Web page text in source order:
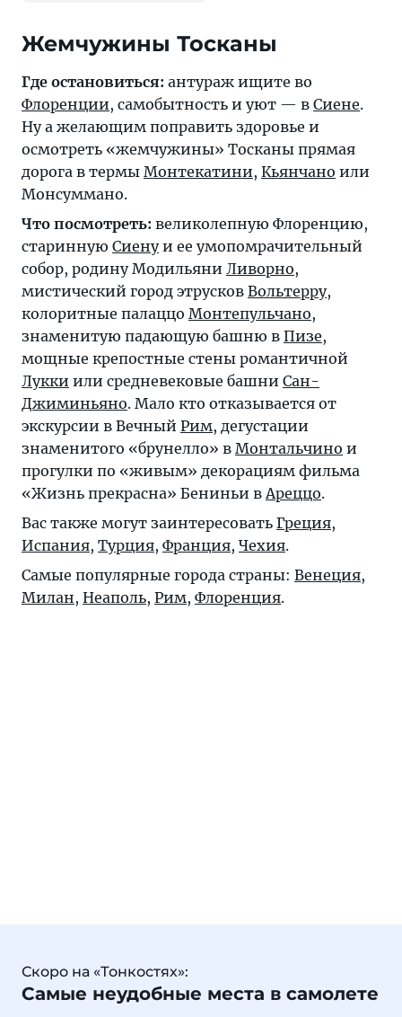
Жемчужины Тосканы
Где остановиться: антураж ищите во
Флоренции, самобытность и уют — в Сиене.
Ну а желающим поправить здоровье и
осмотреть «жемчужины» Тосканы прямая
дорога в термы Монтекатини, Кьянчано или
Монсуммано.
Что посмотреть: великолепную Флоренцию,
старинную Сиенуи ее умопомрачительный
собор, родину Модильяни Ливорно,
мистический город этрусков Вольтерру,
колоритные палаццо Монтепульчано,
знаменитую падающую башню в Пизе,
мощные крепостные стены романтичной
Лукки или средневековые башни Сан-
Джиминьяно. Мало кто отказывается от
экскурсии в Вечный Рим, дегустации
знаменитого «брунелло» в Монтальчино и
прогулки по «живым» декорациям фильма
«Жизнь прекрасна» Бениньи вАреццо.
Вас также могут заинтересовать Греция,
Испания, Турция, Франция, Чехия.
Самые популярные города страны: Венеция,
Милан, Неаполь, Рим, Флоренция.
Скоро на «Тонкостях»:
Самые неудобные места в самолете